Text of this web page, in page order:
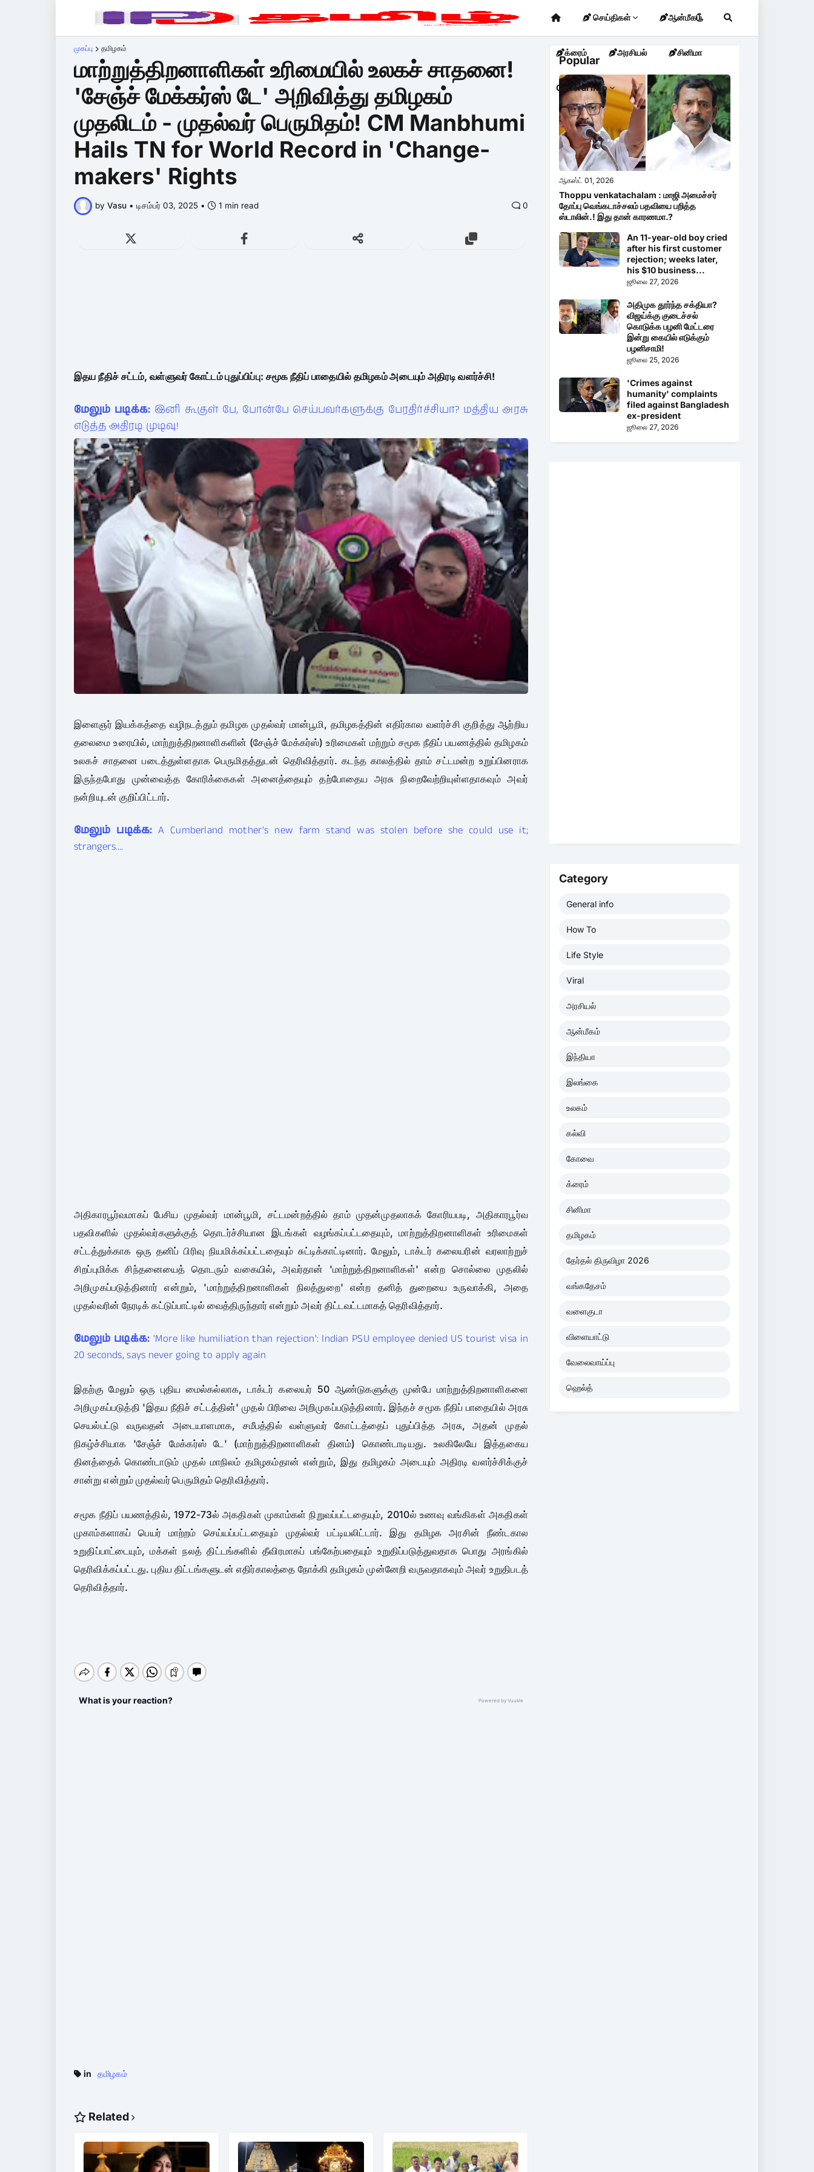
செய்திகள் ஆன்மீகம்
க்ரைம் அரசியல் சினிமா
General Info
முகப்பு தமிழகம்
மாற்றுத்திறனாளிகள் உரிமையில் உலகச் சாதனை!
'சேஞ்ச் மேக்கர்ஸ் டே' அறிவித்து தமிழகம்
முதலிடம் - முதல்வர் பெருமிதம்! CM Manbhumi
Hails TN for World Record in 'Change-
makers' Rights
by Vasu • டிசம்பர் 03, 2025 • 1 min read 0
இதய நீதிச் சட்டம், வள்ளுவர் கோட்டம் புதுப்பிப்பு: சமூக நீதிப் பாதையில் தமிழகம் அடையும் அதிரடி வளர்ச்சி!
மேலும் படிக்க: இனி கூகுள் பே, போன்பே செய்பவர்களுக்கு பேரதிர்ச்சியா? மத்திய அரசு
எடுத்த அதிரடி முடிவு!
இளைஞர் இயக்கத்தை வழிநடத்தும் தமிழக முதல்வர் மான்பூமி, தமிழகத்தின் எதிர்கால வளர்ச்சி குறித்து ஆற்றிய
தலைமை உரையில், மாற்றுத்திறனாளிகளின் (சேஞ்ச் மேக்கர்ஸ்) உரிமைகள் மற்றும் சமூக நீதிப் பயணத்தில் தமிழகம்
உலகச் சாதனை படைத்துள்ளதாக பெருமிதத்துடன் தெரிவித்தார். கடந்த காலத்தில் தாம் சட்டமன்ற உறுப்பினராக
இருந்தபோது முன்வைத்த கோரிக்கைகள் அனைத்தையும் தற்போதைய அரசு நிறைவேற்றியுள்ளதாகவும் அவர்
நன்றியுடன் குறிப்பிட்டார்.
மேலும் படிக்க: A Cumberland mother's new farm stand was stolen before she could use it;
strangers....
அதிகாரபூர்வமாகப் பேசிய முதல்வர் மான்பூமி, சட்டமன்றத்தில் தாம் முதன்முதலாகக் கோரியபடி, அதிகாரபூர்வ
பதவிகளில் முதல்வர்களுக்குத் தொடர்ச்சியான இடங்கள் வழங்கப்பட்டதையும், மாற்றுத்திறனாளிகள் உரிமைகள்
சட்டத்துக்காக ஒரு தனிப் பிரிவு நியமிக்கப்பட்டதையும் சுட்டிக்காட்டினார். மேலும், டாக்டர் கலையரின் வரலாற்றுச்
சிறப்புமிக்க சிந்தனையைத் தொடரும் வகையில், அவர்தான் 'மாற்றுத்திறனாளிகள்' என்ற சொல்லை முதலில்
அறிமுகப்படுத்தினார் என்றும், 'மாற்றுத்திறனாளிகள் நிலத்துறை' என்ற தனித் துறையை உருவாக்கி, அதை
முதல்வரின் நேரடிக் கட்டுப்பாட்டில் வைத்திருந்தார் என்றும் அவர் திட்டவட்டமாகத் தெரிவித்தார்.
மேலும் படிக்க: 'More like humiliation than rejection': Indian PSU employee denied US tourist visa in
20 seconds, says never going to apply again
இதற்கு மேலும் ஒரு புதிய மைல்கல்லாக, டாக்டர் கலையர் 50 ஆண்டுகளுக்கு முன்பே மாற்றுத்திறனாளிகளை
அறிமுகப்படுத்தி 'இதய நீதிச் சட்டத்தின்' முதல் பிரிவை அறிமுகப்படுத்தினார். இந்தச் சமூக நீதிப் பாதையில் அரசு
செயல்பட்டு வருவதன் அடையாளமாக, சமீபத்தில் வள்ளுவர் கோட்டத்தைப் புதுப்பித்த அரசு, அதன் முதல்
நிகழ்ச்சியாக 'சேஞ்ச் மேக்கர்ஸ் டே' (மாற்றுத்திறனாளிகள் தினம்) கொண்டாடியது. உலகிலேயே இத்தகைய
தினத்தைக் கொண்டாடும் முதல் மாநிலம் தமிழகம்தான் என்றும், இது தமிழகம் அடையும் அதிரடி வளர்ச்சிக்குச்
சான்று என்றும் முதல்வர் பெருமிதம் தெரிவித்தார்.
சமூக நீதிப் பயணத்தில், 1972-73ல் அகதிகள் முகாம்கள் நிறுவப்பட்டதையும், 2010ல் உணவு வங்கிகள் அகதிகள்
முகாம்களாகப் பெயர் மாற்றம் செய்யப்பட்டதையும் முதல்வர் பட்டியலிட்டார். இது தமிழக அரசின் நீண்டகால
உறுதிப்பாட்டையும், மக்கள் நலத் திட்டங்களில் தீவிரமாகப் பங்கேற்பதையும் உறுதிப்படுத்துவதாக பொது அரங்கில்
தெரிவிக்கப்பட்டது. புதிய திட்டங்களுடன் எதிர்காலத்தை நோக்கி தமிழகம் முன்னேறி வருவதாகவும் அவர் உறுதிபடத்
தெரிவித்தார்.
in தமிழகம்
Related
Popular
Thoppu venkatachalam : மாஜி அமைச்சர்
தோப்பு வெங்கடாச்சலம் பதவியை பறித்த
ஸ்டாலின்.! இது தான் காரணமா.?
ஆகஸ்ட் 01, 2026
An 11-year-old boy cried
after his first customer
rejection; weeks later,
his $10 business...
ஜூலை 27, 2026
அதிமுக தூர்ந்த சக்தியா?
விஜய்க்கு குடைச்சல்
கொடுக்க பழனி மேட்டரை
இன்று கையில் எடுக்கும்
பழனிசாமி!
ஜூலை 25, 2026
'Crimes against
humanity' complaints
filed against Bangladesh
ex-president
ஜூலை 27, 2026
Category
General info
How To
Life Style
Viral
அரசியல்
ஆன்மீகம்
இந்தியா
இலங்கை
உலகம்
கல்வி
கோவை
க்ரைம்
சினிமா
தமிழகம்
தேர்தல் திருவிழா 2026
வங்கதேசம்
வளைகுடா
விளையாட்டு
வேலைவாய்ப்பு
ஹெல்த்